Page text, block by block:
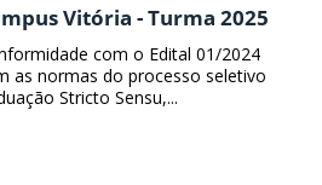
Vitória - Turma 2025
com o Edital 01/2024
as normas do processo seletivo
Stricto Sensu,...